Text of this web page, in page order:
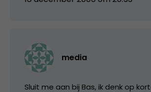
media
Sluit me aan bij Bas, ik denk op